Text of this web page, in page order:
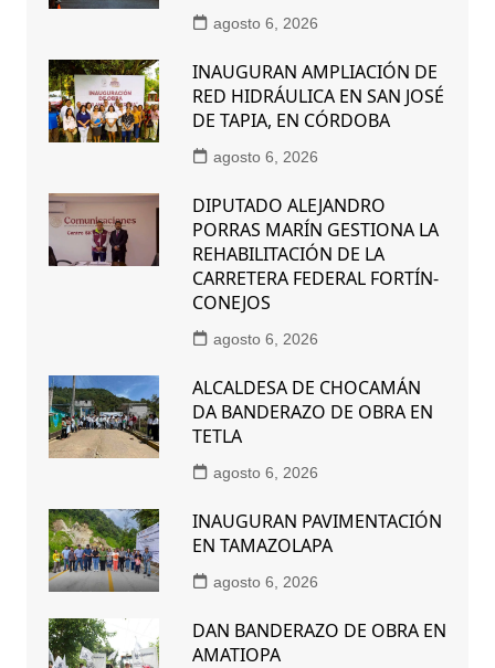
agosto 6, 2026
INAUGURAN AMPLIACIÓN DE
RED HIDRÁULICA EN SAN JOSÉ
DE TAPIA, EN CÓRDOBA
agosto 6, 2026
DIPUTADO ALEJANDRO
PORRAS MARÍN GESTIONA LA
REHABILITACIÓN DE LA
CARRETERA FEDERAL FORTÍN-
CONEJOS
agosto 6, 2026
ALCALDESA DE CHOCAMÁN
DA BANDERAZO DE OBRA EN
TETLA
agosto 6, 2026
INAUGURAN PAVIMENTACIÓN
EN TAMAZOLAPA
agosto 6, 2026
DAN BANDERAZO DE OBRA EN
AMATIOPA